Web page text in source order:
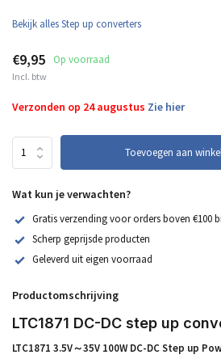
Bekijk alles Step up converters
€9,95 Op voorraad
Incl. btw
Verzonden op 24 augustus Zie hier
Toevoegen aan
Wat kun je verwachten?
Gratis verzending voor orders boven €100
Scherp geprijsde producten
Geleverd uit eigen voorraad
Productomschrijving
LTC1871 DC-DC step up
LTC1871 3.5V～35V 100W DC-DC Step up